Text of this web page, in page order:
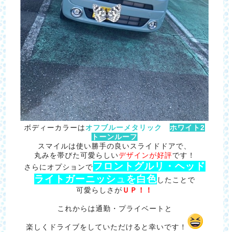
ボディーカラーはオフブルーメタリック
ホワイト2
トーンルーフ
スマイルは使い勝手の良いスライドドアで、
丸みを帯びた可愛らしいデザインが好評です！
さらにオプションでフロントグルリ・ヘッド
ライトガーニッシ ュ を白色したことで
可愛らしさが ＵＰ！！
これからは通勤・プライベートと
楽しくドライブをしていただけると幸いです！